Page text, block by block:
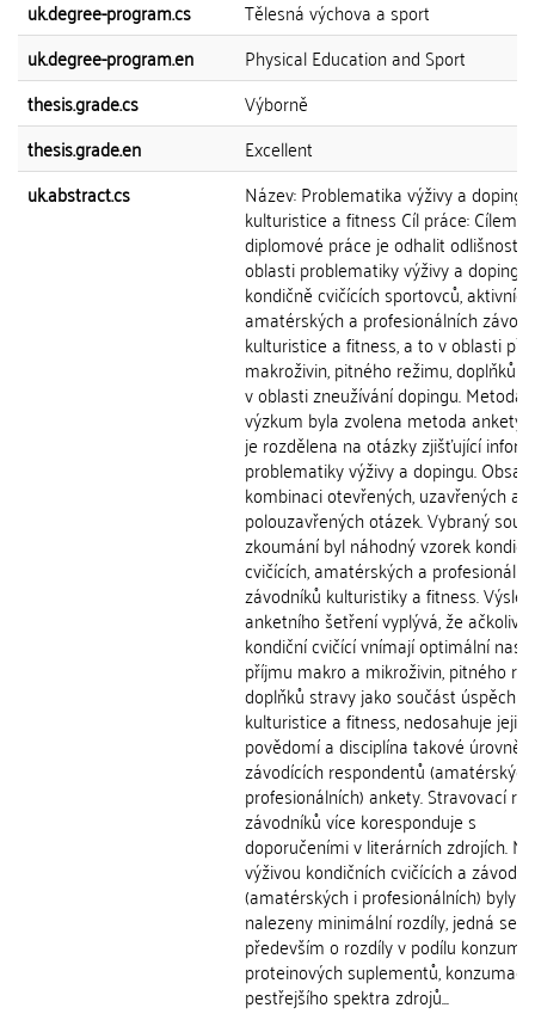
uk.degree-program.cs
Tělesná výchova a sport
uk.degree-program.en
Physical Education and Sport
thesis.grade.cs
Výborně
thesis.grade.en
Excellent
uk.abstract.cs
Název: Problematika výživy a
kulturistice a fitness Cíl práce: Cílem
diplomové práce je odhalit odlišnosti v
oblasti problematiky výživy a dopingu
kondičně cvičících sportovců, aktivních
amatérských a profesionálních
kulturistice a fitness, a to v oblasti
makroživin, pitného režimu, doplňků
v oblasti zneužívání dopingu. Metoda:
výzkum byla zvolena metoda ankety.
je rozdělena na otázky zjišťující
problematiky výživy a dopingu.
kombinaci otevřených, uzavřených a
polouzavřených otázek. Vybraný
zkoumání byl náhodný vzorek
cvičících, amatérských a
závodníků kulturistiky a fitness.
anketního šetření vyplývá, že ačkoliv
kondiční cvičící vnímají optimální
příjmu makro a mikroživin, pitného
doplňků stravy jako součást úspěchu
kulturistice a fitness, nedosahuje jejich
povědomí a disciplína takové úrovně,
závodících respondentů
profesionálních) ankety. Stravovací
závodníků více koresponduje s
doporučeními v literárních zdrojích.
výživou kondičních cvičících a
(amatérských i profesionálních) byly
nalezeny minimální rozdíly, jedná se
především o rozdíly v podílu
proteinových suplementů, konzumace
pestřejšího spektra zdrojů...